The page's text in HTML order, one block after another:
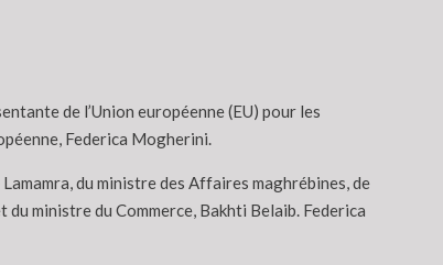
de l’Union européenne (EU) pour les
Federica Mogherini.
du ministre des Affaires maghrébines, de
ministre du Commerce, Bakhti Belaib. Federica